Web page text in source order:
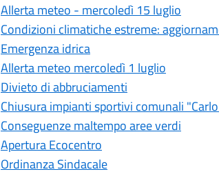
Allerta meteo - mercoledì 15 luglio
Condizioni climatiche estreme:
Emergenza idrica
Allerta meteo mercoledì 1 luglio
Divieto di abbruciamenti
Chiusura impianti sportivi comunali
Conseguenze maltempo aree verdi
Apertura Ecocentro
Ordinanza Sindacale